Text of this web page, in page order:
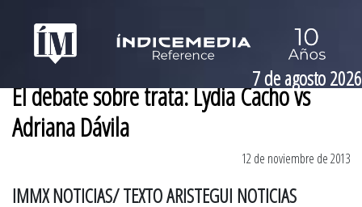
7 de agosto 2026
El debate sobre trata: Lydia Cacho vs
Adriana Dávila
12 de noviembre de 2013
IMMX NOTICIAS/ TEXTO ARISTEGUI NOTICIAS